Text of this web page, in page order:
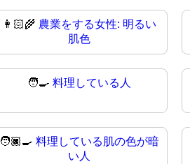
👩🏻‍🌾 農業をする女性: 明るい
肌色
🧑‍🍳料理している人
🧑🏿‍🍳料理している肌の色が暗
い人